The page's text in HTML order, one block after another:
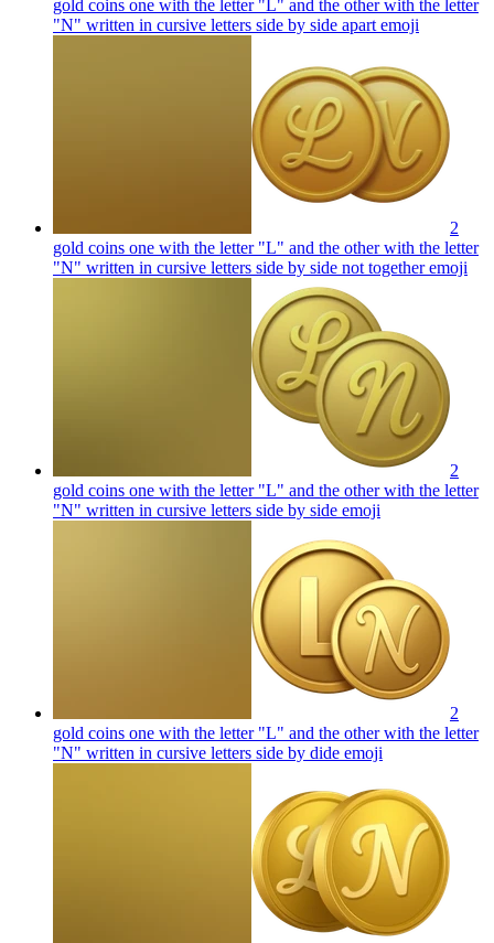
gold coins one with the letter "L" and the other with the letter
"N" written in cursive letters side by side apart emoji
2
gold coins one with the letter "L" and the other with the letter
"N" written in cursive letters side by side not togetheremoji
2
gold coins one with the letter "L" and the other with the letter
"N" written in cursive letters side by side emoji
2
gold coins one with the letter "L" and the other with the letter
"N" written in cursive letters side by dide emoji